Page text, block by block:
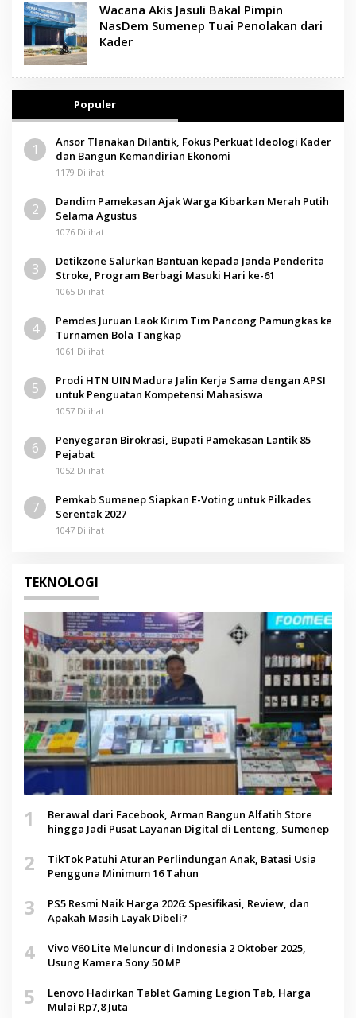
Wacana Akis Jasuli Bakal Pimpin
NasDem Sumenep Tuai Penolakan dari
Kader
Populer
1
Ansor Tlanakan Dilantik, Fokus Perkuat Ideologi Kader
dan Bangun Kemandirian Ekonomi
1179 Dilihat
2
Dandim Pamekasan Ajak Warga Kibarkan Merah Putih
Selama Agustus
1076 Dilihat
3
Detikzone Salurkan Bantuan kepada Janda Penderita
Stroke, Program Berbagi Masuki Hari ke-61
1065 Dilihat
4
Pemdes Juruan Laok Kirim Tim Pancong Pamungkas ke
Turnamen Bola Tangkap
1061 Dilihat
5
Prodi HTN UIN Madura Jalin Kerja Sama dengan APSI
untuk Penguatan Kompetensi Mahasiswa
1057 Dilihat
6
Penyegaran Birokrasi, Bupati Pamekasan Lantik 85
Pejabat
1052 Dilihat
7
Pemkab Sumenep Siapkan E-Voting untuk Pilkades
Serentak 2027
1047 Dilihat
TEKNOLOGI
1
Berawal dari Facebook, Arman Bangun Alfatih Store
hingga Jadi Pusat Layanan Digital di Lenteng, Sumenep
2
TikTok Patuhi Aturan Perlindungan Anak, Batasi Usia
Pengguna Minimum 16 Tahun
3
PS5 Resmi Naik Harga 2026: Spesifikasi, Review, dan
Apakah Masih Layak Dibeli?
4
Vivo V60 Lite Meluncur di Indonesia 2 Oktober 2025,
Usung Kamera Sony 50 MP
5
Lenovo Hadirkan Tablet Gaming Legion Tab, Harga
Mulai Rp7,8 Juta